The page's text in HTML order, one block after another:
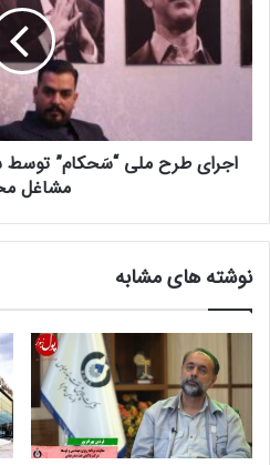
اجرای طرح ملی “سَحکام” توسط
مشاغل
نوشته های مشابه